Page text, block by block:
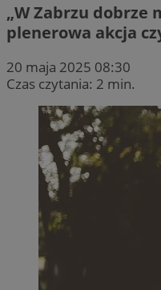
„W Zabrzu dobrze
plenerowa akcja
20 maja 2025 08:30
Czas czytania: 2 min.